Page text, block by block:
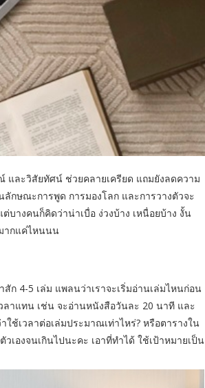
และวิสัยทัศน์ ช่วยคลายเครียด แถมยังลดความ
ลักษณะการพูด การมองโลก และการวางตัวจะ
างคนก็คิดว่าน่าเบื่อ ง่วงบ้าง เหนื่อยบ้าง งั้น
ากแค่ไหนนน
ก 4-5 เล่ม แพลนว่าเราจะเริ่มอ่านเล่มไหนก่อน
ลาแทน เช่น จะอ่านหนังสือวันละ 20 นาที และ
ช้เวลาต่อเล่มประมาณเท่าไหร่? หรือตารางใน
เองจนเกินไปนะคะ เอาที่ทำได้ ใช้เป้าหมายเป็น